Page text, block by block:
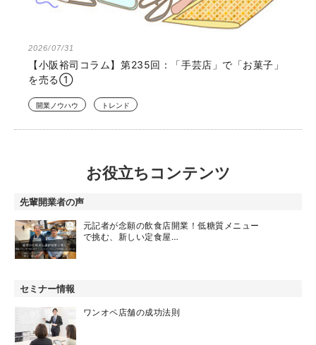
2026/07/31
【小阪裕司コラム】第235回：「手芸店」で「お菓子」
を売る①
開業ノウハウ トレンド
お役立ちコンテンツ
先輩開業者の声
元記者が念願の飲食店開業！低糖質メニュー
で挑む、新しい定食屋…
セミナー情報
ワンオペ店舗の成功法則